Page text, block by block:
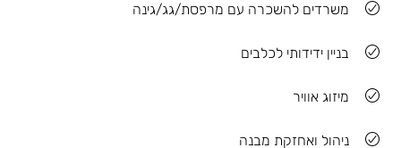
משרדים להשכרה עם מרפסת/גג/גינה
בניין ידידותי לכלבים
מיזוג אוויר
ניהול ואחזקת מבנה